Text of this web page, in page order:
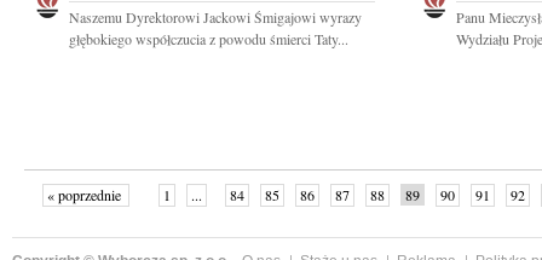
Naszemu Dyrektorowi Jackowi Śmigajowi wyrazy
głębokiego współczucia z powodu śmierci Taty...
Panu
Wydziału
« poprzednie 1 ... 84 85 86 87 88 89 90 91
92